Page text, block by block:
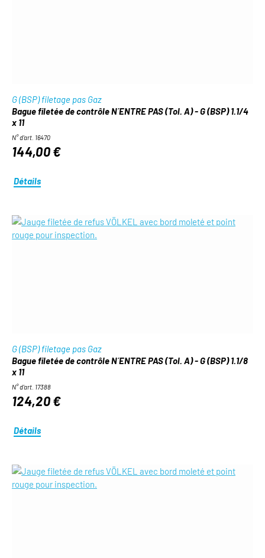
G (BSP) filetage pas Gaz
Bague filetée de contrôle N´ENTRE PAS (Tol. A) - G (BSP) 1.1/4
x 11
N° d'art. 16470
144,00 €
Détails
G (BSP) filetage pas Gaz
Bague filetée de contrôle N´ENTRE PAS (Tol. A) - G (BSP) 1.1/8
x 11
N° d'art. 17388
124,20 €
Détails